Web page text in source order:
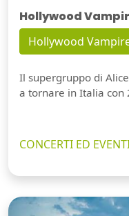
Hollywood
Hollywood
Il supergruppo di
a tornare in Italia con
CONCERTI ED